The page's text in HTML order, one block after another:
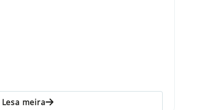
Lesa meira